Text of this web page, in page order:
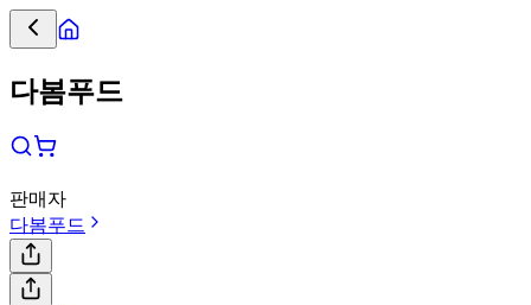
다봄푸드
판매자
다봄푸드